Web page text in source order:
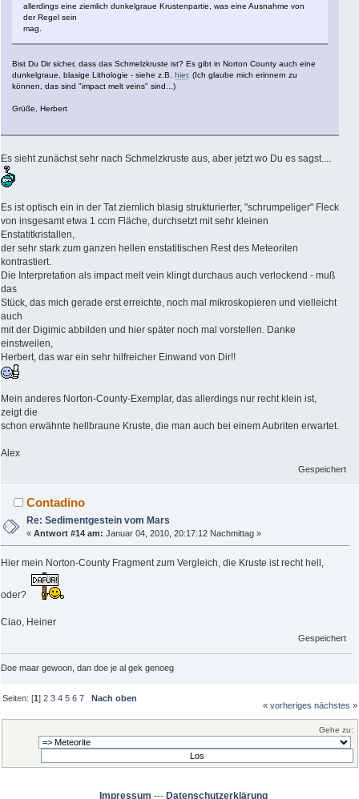
allerdings eine ziemlich dunkelgraue Krustenpartie, was eine Ausnahme von
der Regel sein
mag.
Bist Du Dir sicher, dass das Schmelzkruste ist? Es gibt in Norton County auch eine
dunkelgraue, blasige Lithologie - siehe z.B. hier. (Ich glaube mich erinnern zu
können, das sind "impact melt veins" sind...)
Grüße, Herbert
Es sieht zunächst sehr nach Schmelzkruste aus, aber jetzt wo Du es sagst....
Es ist optisch ein in der Tat ziemlich blasig strukturierter, "schrumpeliger" Fleck
von insgesamt etwa 1 ccm Fläche, durchsetzt mit sehr kleinen
Enstatitkristallen,
der sehr stark zum ganzen hellen enstatitischen Rest des Meteoriten
kontrastiert.
Die Interpretation als impact melt vein klingt durchaus auch verlockend - muß
das
Stück, das mich gerade erst erreichte, noch mal mikroskopieren und vielleicht
auch
mit der Digimic abbilden und hier später noch mal vorstellen. Danke
einstweilen,
Herbert, das war ein sehr hilfreicher Einwand von Dir!!
Mein anderes Norton-County-Exemplar, das allerdings nur recht klein ist,
zeigt die
schon erwähnte hellbraune Kruste, die man auch bei einem Aubriten erwartet.
Alex
Gespeichert
Contadino
Re: Sedimentgestein vom Mars
«Antwort #14 am: Januar 04, 2010, 20:17:12 Nachmittag »
Hier mein Norton-County Fragment zum Vergleich, die Kruste ist recht hell,
oder?
Ciao, Heiner
Gespeichert
Doe maar gewoon, dan doe je al gek genoeg
Seiten: [1]2 3 4 5 6 7 Nach oben
« vorheriges nächstes »
Gehe zu:
Impressum --- Datenschutzerklärung